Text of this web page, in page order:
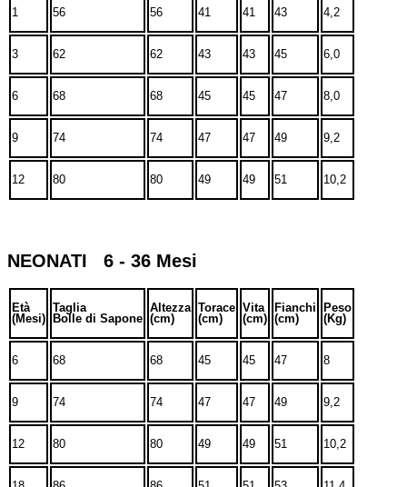
1 56 56 41 41 43 4,2
3 62 62 43 43 45 6,0
6 68 68 45 45 47 8,0
9 74 74 47 47 49 9,2
12 80 80 49 49 51 10,2
NEONATI 6 - 36 Mesi
Età
(Mesi)
Taglia
Bolle di Sapone
Altezza
(cm)
Torace
(cm)
Vita
(cm)
Fianchi
(cm)
Peso
(Kg)
6 68 68 45 45 47 8
9 74 74 47 47 49 9,2
12 80 80 49 49 51 10,2